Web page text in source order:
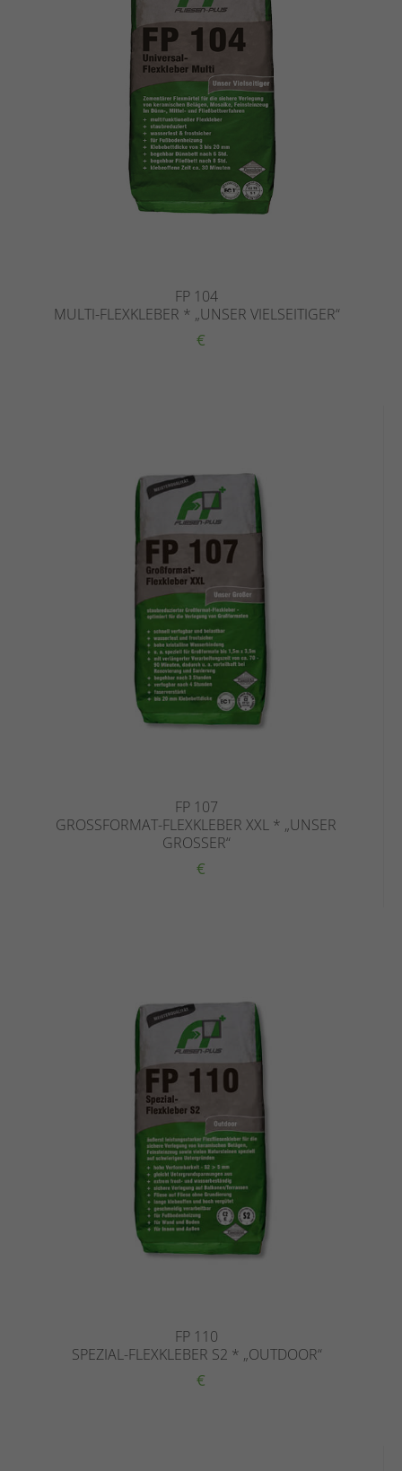
FP 104
MULTI-FLEXKLEBER * „UNSER VIELSEITIGER“
€
FP 107
GROSSFORMAT-FLEXKLEBER XXL * „UNSER G
ROSSER“
€
FP 110
SPEZIAL-FLEXKLEBER S2 * „OUTDOOR“
€